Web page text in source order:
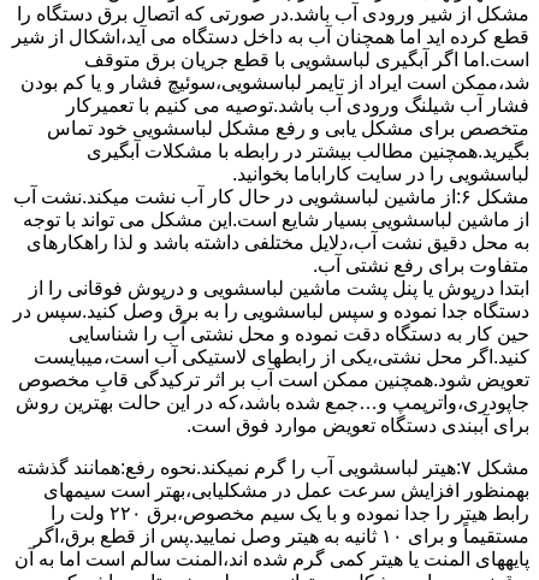
مشکل از شیر ورودی آب باشد.در صورتی که اتصال برق دستگاه را
قطع کرده اید اما همچنان آب به داخل دستگاه می آید،اشکال از شیر
است.اما اگر آبگیری لباسشویی با قطع جریان برق متوقف
شد،ممکن است ایراد از تایمر لباسشویی،سوئیچ فشار و یا کم بودن
فشار آب شیلنگ ورودی آب باشد.توصیه می کنیم با تعمیرکار
متخصص برای مشکل یابی و رفع مشکل لباسشویی خود تماس
بگیرید.همچنین مطالب بیشتر در رابطه با مشکلات آبگیری
لباسشویی را در سایت کاراباما بخوانید.
مشکل ۶:از ﻣﺎﺷﯿﻦ لباسشویی در ﺣﺎل ﮐﺎر آب ﻧﺸﺖ میکند.نشت آب
از ماشین لباسشویی بسیار شایع است.این مشکل می تواند با توجه
به محل دقیق نشت آب،دلایل مختلفی داشته باشد و لذا راهکارهای
متفاوت برای رفع نشتی آب.
ابتدا درپوش یا پنل ﭘﺸﺖ ﻣﺎﺷﯿﻦ لباسشویی و درپوش ﻓﻮﻗﺎﻧﯽ را از
دستگاه ﺟﺪا ﻧﻤﻮده و ﺳﭙﺲ لباسشویی را ﺑﻪ ﺑﺮق وصل ﮐﻨﯿﺪ.سپس در
حین کار به دستگاه دقت نموده و ﻣﺤﻞ نشتی آب را ﺷﻨﺎﺳﺎﯾﯽ
کنید.اﮔﺮ ﻣﺤﻞ نشتی،ﯾﮑﯽ از رابطهای ﻻﺳﺘﯿﮑﯽ آب اﺳﺖ،میبایست
ﺗﻌﻮﯾﺾ شود.همچنین ﻣﻤﮑﻦ اﺳﺖ آب بر اثر ﺗﺮﮐﯿﺪﮔﯽ قابِ ﻣﺨﺼﻮص
ﺟﺎﭘﻮدری،واترپمپ و…جمع شده ﺑﺎﺷﺪ،ﮐﻪ در این حالت بهترین روش
برای آببندی دستگاه ﺗﻌﻮﯾﺾ ﻣﻮارد ﻓﻮق اﺳﺖ.
مشکل ۷:ﻫﯿﺘﺮ لباسشویی آب را ﮔﺮم نمیکند.نحوه رﻓﻊ:ﻫﻤﺎﻧﻨﺪ ﮔﺬﺷﺘﻪ
بهمنظور اﻓﺰاﯾﺶ ﺳﺮﻋﺖ ﻋﻤﻞ در مشکلیابی،بهتر است سیمهای
راﺑﻂ ﻫﯿﺘﺮ را ﺟﺪا ﻧﻤﻮده و ﺑﺎ ﯾﮏ ﺳﯿﻢ ﻣﺨﺼﻮص،برق ۲۲۰ ولت را
مستقیماً و برای ۱۰ ﺛﺎﻧﯿﻪ ﺑﻪ ﻫﯿﺘﺮ وصل نمایید.ﭘﺲ از ﻗﻄﻊ ﺑﺮق،اﮔﺮ
پایههای اﻟﻤﻨﺖ یا هیتر کمی ﮔﺮم ﺷﺪه اند،اﻟﻤﻨﺖ ﺳﺎﻟﻢ است اما ﺑﻪ آن